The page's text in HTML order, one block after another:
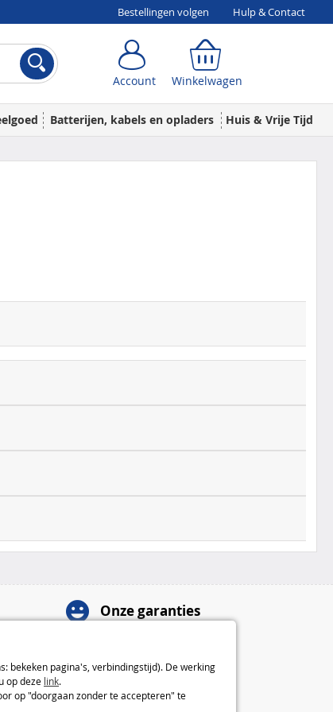
bekeken pagina's, verbindingstijd). De werking
op deze link.
op "doorgaan zonder te accepteren" te
Bestellingen volgen Hulp & Contact
Account Winkelwagen
Batterijen, kabels en opladers Huis & Vrije Tijd
Onze garanties
Algemene verkoopvoorwaarden
Account Winkelwagen